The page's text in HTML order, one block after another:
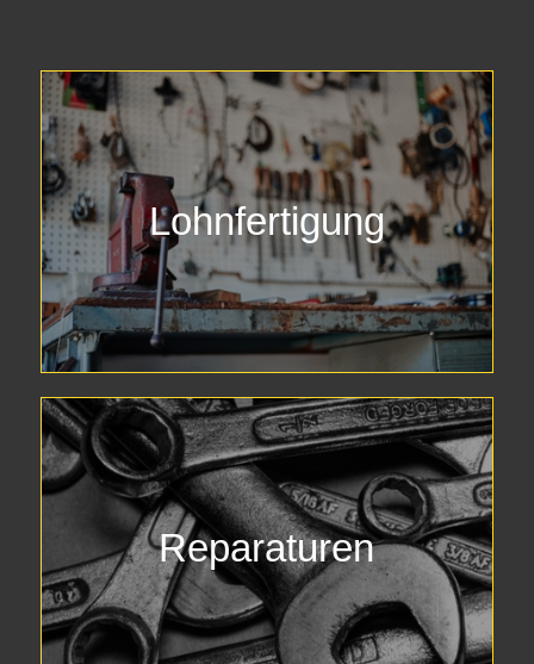
Lohnfertigung
Reparaturen